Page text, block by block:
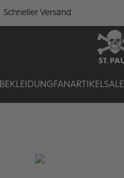
Schneller Versand
BEKLEIDUNGFANARTIKELSALE